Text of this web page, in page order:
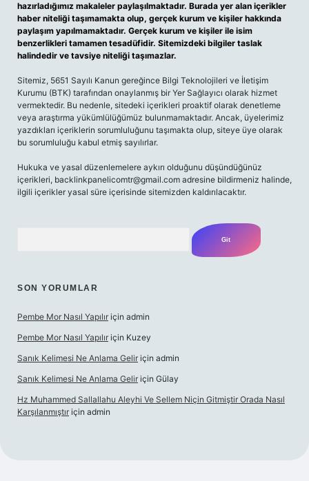
hazırladığımız makaleler paylaşılmaktadır. Burada yer alan içerikler
haber niteliği taşımamakta olup, gerçek kurum ve kişiler hakkında
paylaşım yapılmamaktadır. Gerçek kurum ve kişiler ile isim
benzerlikleri tamamen tesadüfidir. Sitemizdeki bilgiler taslak
halindedir ve tavsiye niteliği taşımazlar.
Sitemiz, 5651 Sayılı Kanun gereğince Bilgi Teknolojileri ve İletişim
Kurumu (BTK) tarafından onaylanmış bir Yer Sağlayıcı olarak hizmet
vermektedir. Bu nedenle, sitedeki içerikleri proaktif olarak denetleme
veya araştırma yükümlülüğümüz bulunmamaktadır. Ancak, üyelerimiz
yazdıkları içeriklerin sorumluluğunu taşımakta olup, siteye üye olarak
bu sorumluluğu kabul etmiş sayılırlar.
Hukuka ve yasal düzenlemelere aykırı olduğunu düşündüğünüz
içerikleri, backlinkpanelicomtr@gmail.com adresine bildirmeniz halinde,
ilgili içerikler yasal süre içerisinde sitemizden kaldırılacaktır.
SON YORUMLAR
Pembe Mor Nasıl Yapılır için admin
Pembe Mor Nasıl Yapılır için Kuzey
Sanık Kelimesi Ne Anlama Gelir için admin
Sanık Kelimesi Ne Anlama Gelir için Gülay
Hz Muhammed Sallallahu Aleyhi Ve Sellem Niçin Gitmiştir Orada Nasıl
Karşılanmıştır için admin